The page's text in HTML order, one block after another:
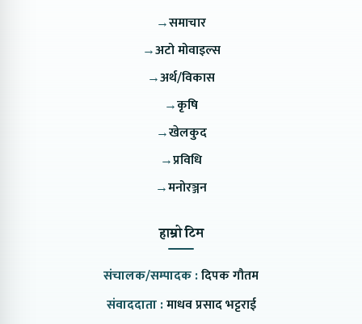
→समाचार
→अटो मोवाइल्स
→अर्थ/विकास
→कृषि
→खेलकुद
→प्रविधि
→मनोरञ्जन
हाम्रो टिम
संचालक/सम्पादक :दिपक गौतम
संवाददाता :माधव प्रसाद भट्टराई